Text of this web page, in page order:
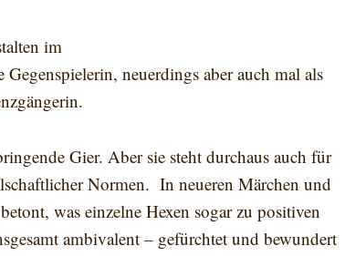
im
neuerdings aber auch mal als
Gier. Aber sie steht durchaus auch für
Normen. In neueren Märchen und
was einzelne Hexen sogar zu positiven
ambivalent – gefürchtet und bewundert